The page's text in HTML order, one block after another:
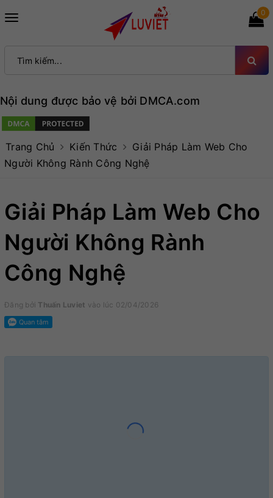
Toggle
0
Nội dung được bảo vệ bởi DMCA.com
Trang Chủ Kiến Thức
Giải Pháp Làm Web Cho
Người Không Rành Công Nghệ
Giải Pháp Làm Web Cho
Người Không Rành
Công Nghệ
Đăng bởi Thuấn Luviet vào lúc 02/04/2026